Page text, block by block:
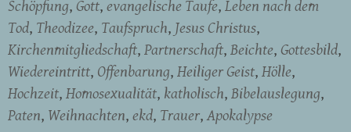
Schöpfung Gott evangelische Taufe Leben nach dem
Tod Theodizee Taufspruch Jesus Christus
Kirchenmitgliedschaft Partnerschaft Beichte Gottesbild
Wiedereintritt Offenbarung Heiliger Geist Hölle
Hochzeit Homosexualität katholisch Bibelauslegung
Paten Weihnachten ekd Trauer Apokalypse